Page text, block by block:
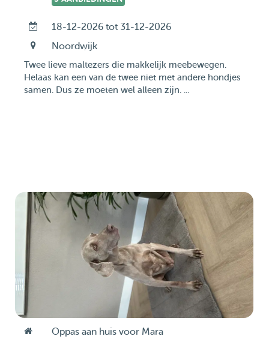
18-12-2026 tot 31-12-2026
Noordwijk
Twee lieve maltezers die makkelijk meebewegen.
Helaas kan een van de twee niet met andere hondjes
samen. Dus ze moeten wel alleen zijn. ...
Oppas aan huis voor Mara